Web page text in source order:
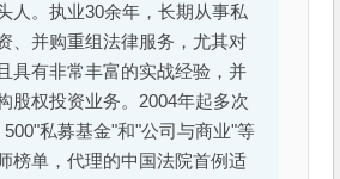
人。执业30余年，长期从事私
、并购重组法律服务，尤其对
具有非常丰富的实战经验，并
股权投资业务。2004年起多次
500"私募基金"和"公司与商业"等
榜单，代理的中国法院首例适